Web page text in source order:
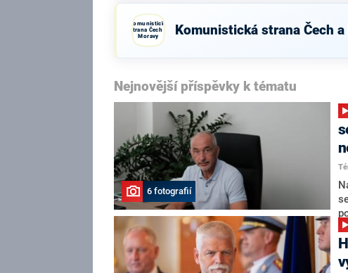
Komunistická
strana Čech a
Moravy
Komunistická strana Čech
Nejnovější příspěvky k tématu
6 fotografií